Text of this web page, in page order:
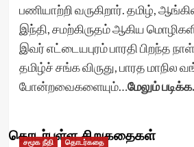
பணியாற்றி வருகிறார். தமிழ்,
இந்தி, சமற்கிருதம் ஆகிய
இவர் எட்டையபுரம் பாரதி பிறந்த நாள்
தமிழ்ச் சங்க விருது, பாரத மாநில
போன்றவைகளையும்…மேலும்
தொடர்புள்ள சிறுகதைகள்
சமூக நீதி தொடர்கதை